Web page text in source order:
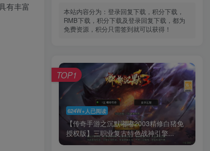
有丰富
本站内容分为：登录回复下载，积分下载，
RMB下载，积分下载及登录回复下载，都为
免费资源，积分只需签到就可以获得！
624W+人已阅读
【传奇手游之沉默嘟嘟2003精修白猪免
授权版】三职业复古特色战神引擎...
TOP1